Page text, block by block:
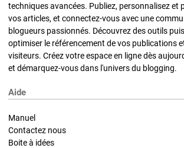
techniques avancées. Publiez, personnalisez et
vos articles, et connectez-vous avec une
blogueurs passionnés. Découvrez des outils
optimiser le référencement de vos publications
visiteurs. Créez votre espace en ligne dès
et démarquez-vous dans l'univers du blogging.
Aide
Manuel
Contactez nous
Boite à idées